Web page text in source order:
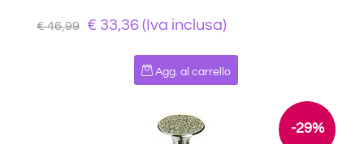
€ 46,99 € 33,36 (Iva inclusa)
Quantità
Agg. al carrello
-29%